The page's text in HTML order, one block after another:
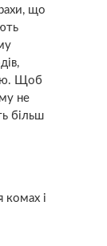
що
Щоб
не
більш
комах і